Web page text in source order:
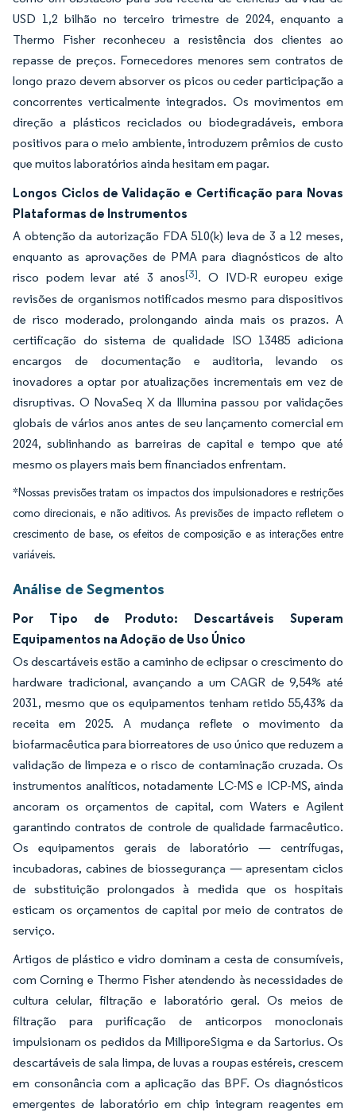
USD 1,2 bilhão no terceiro trimestre de 2024, enquanto a
Thermo Fisher reconheceu a resistência dos clientes ao
repasse de preços. Fornecedores menores sem contratos de
longo prazo devem absorver os picos ou ceder participação a
concorrentes verticalmente integrados. Os movimentos em
direção a plásticos reciclados ou biodegradáveis, embora
positivos para o meio ambiente, introduzem prêmios de custo
que muitos laboratórios ainda hesitam em pagar.
Longos Ciclos de Validação e Certificação para Novas
Plataformas de Instrumentos
A obtenção da autorização FDA 510(k) leva de 3 a 12 meses,
enquanto as aprovações de PMA para diagnósticos de alto
risco podem levar até 3 anos[3]. O IVD-R europeu exige
revisões de organismos notificados mesmo para dispositivos
de risco moderado, prolongando ainda mais os prazos. A
certificação do sistema de qualidade ISO 13485 adiciona
encargos de documentação e auditoria, levando os
inovadores a optar por atualizações incrementais em vez de
disruptivas. O NovaSeq X da Illumina passou por validações
globais de vários anos antes de seu lançamento comercial em
2024, sublinhando as barreiras de capital e tempo que até
mesmo os players mais bem financiados enfrentam.
*Nossas previsões tratam os impactos dos impulsionadores e restrições
como direcionais, e não aditivos. As previsões de impacto refletem o
crescimento de base, os efeitos de composição e as interações entre
variáveis.
Análise de Segmentos
Por Tipo de Produto: Descartáveis Superam
Equipamentos na Adoção de Uso Único
Os descartáveis estão a caminho de eclipsar o crescimento do
hardware tradicional, avançando a um CAGR de 9,54% até
2031, mesmo que os equipamentos tenham retido 55,43% da
receita em 2025. A mudança reflete o movimento da
biofarmacêutica para biorreatores de uso único que reduzem a
validação de limpeza e o risco de contaminação cruzada. Os
instrumentos analíticos, notadamente LC-MS e ICP-MS, ainda
ancoram os orçamentos de capital, com Waters e Agilent
garantindo contratos de controle de qualidade farmacêutico.
Os equipamentos gerais de laboratório — centrífugas,
incubadoras, cabines de biossegurança — apresentam ciclos
de substituição prolongados à medida que os hospitais
esticam os orçamentos de capital por meio de contratos de
serviço.
Artigos de plástico e vidro dominam a cesta de consumíveis,
com Corning e Thermo Fisher atendendo às necessidades de
cultura celular, filtração e laboratório geral. Os meios de
filtração para purificação de anticorpos monoclonais
impulsionam os pedidos da MilliporeSigma e da Sartorius. Os
descartáveis de sala limpa, de luvas a roupas estéreis, crescem
em consonância com a aplicação das BPF. Os diagnósticos
emergentes de laboratório em chip integram reagentes em